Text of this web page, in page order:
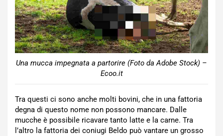
Una mucca impegnata a partorire (Foto da Adobe Stock) –
Ecoo.it
Tra questi ci sono anche molti bovini, che in una fattoria
degna di questo nome non possono mancare. Dalle
mucche è possibile ricavare tanto latte e la carne. Tra
l’altro la fattoria dei coniugi Beldo può vantare un grosso